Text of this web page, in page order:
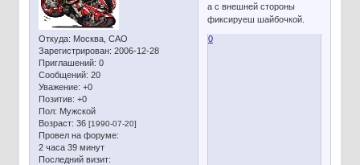
Откуда: Москва, САО
Зарегистрирован: 2006-12-28
Приглашений: 0
Сообщений: 20
Уважение: +0
Позитив: +0
Пол: Мужской
Возраст: 36 [1990-07-20]
Провел на форуме:
2 часа 39 минут
Последний визит:
а с внешней стороны
фиксируеш шайбочкой.
0